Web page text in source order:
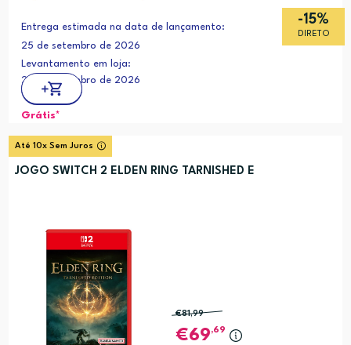
-15%
DIRETO
Entrega estimada na data de lançamento:
25 de setembro de 2026
Levantamento em loja:
25 de setembro de 2026
Grátis*
Até 10x Sem Juros
JOGO SWITCH 2 ELDEN RING TARNISHED E
€81,99
69,69